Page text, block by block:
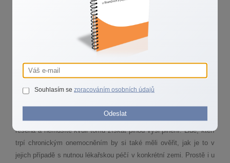
Stejně tak, pokud vyrazíte do zahraničí autem, řešte předem
sjednání havarijního připojištění. Nebo pokud se chystáte v
zahraničí sportovat, zjistěte si, na jaké sporty se pojištění
připlatit, nebo je dokonce nepojistitelný – to platí především u
Pozor také na alkohol nebo další omamné látky. I jejich
„spoluúčast“ na vzniku pojistné události je pojišťovnou následně
řešena a nemusíte kvůli tomu získat plnou výši plnění. Lidé, kteří
trpí chronickým onemocněním by si také měli ověřit, jak je to v
jejich případě s nutnou lékařskou péčí v konkrétní zemi. Prostě i u
Souhlasím se zpracováním osobních údajů
Odeslat